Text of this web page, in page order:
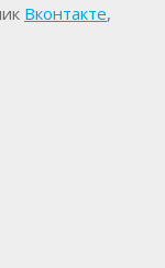
Вконтакте,